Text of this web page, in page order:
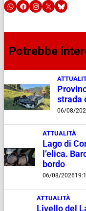
Potrebbe
strada
06/08/
ATTUALITÀ
Lago di
l’elica.
bordo
06/08/2026
ATTUALITÀ
Livello del